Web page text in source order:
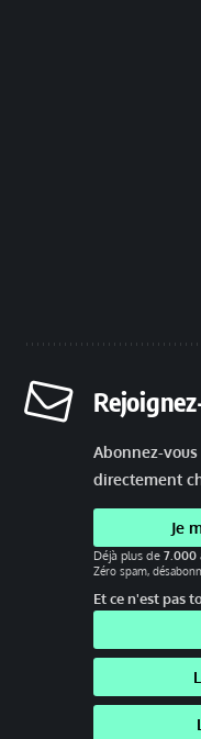
Abonnez-
directement
Je
Déjà plus de 7.000
Zéro spam,
Et ce n'est pas